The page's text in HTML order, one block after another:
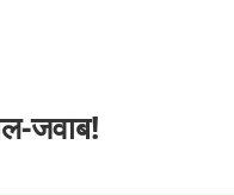
जवाब!